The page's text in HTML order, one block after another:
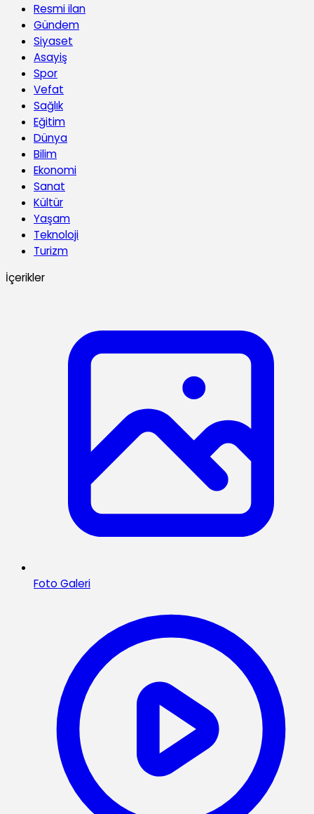
Resmi ilan
Gündem
Siyaset
Asayiş
Spor
Vefat
Sağlık
Eğitim
Dünya
Bilim
Ekonomi
Sanat
Kültür
Yaşam
Teknoloji
Turizm
İçerikler
Foto Galeri